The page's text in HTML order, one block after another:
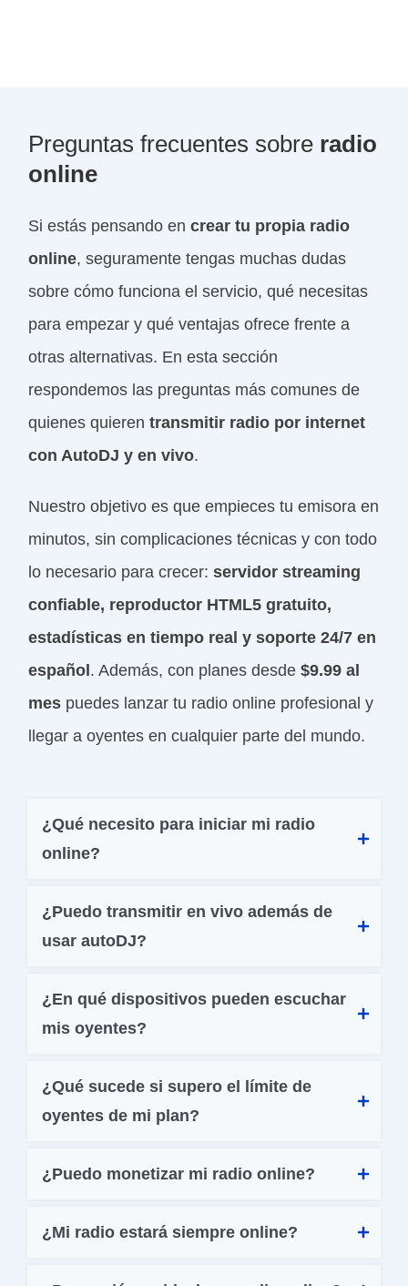
Preguntas frecuentes sobre radio
online
Si estás pensando en crear tu propia radio
online, seguramente tengas muchas dudas
sobre cómo funciona el servicio, qué necesitas
para empezar y qué ventajas ofrece frente a
otras alternativas. En esta sección
respondemos las preguntas más comunes de
quienes quieren transmitir radio por internet
con AutoDJ y en vivo.
Nuestro objetivo es que empieces tu emisora en
minutos, sin complicaciones técnicas y con todo
lo necesario para crecer: servidor streaming
confiable, reproductor HTML5 gratuito,
estadísticas en tiempo real y soporte 24/7 en
español . Además, con planes desde $9.99 al
mes puedes lanzar tu radio online profesional y
llegar a oyentes en cualquier parte del mundo.
¿Qué necesito para iniciar mi radio
online?
¿Puedo transmitir en vivo además de
usar autoDJ?
¿En qué dispositivos pueden escuchar
mis oyentes?
¿Qué sucede si supero el límite de
oyentes de mi plan?
¿Puedo monetizar mi radio online?
¿Mi radio estará siempre online?